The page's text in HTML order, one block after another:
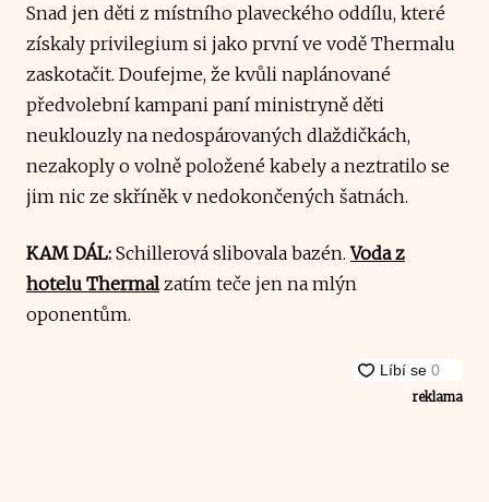
Snad jen děti z místního plaveckého oddílu, které
získaly privilegium si jako první ve vodě Thermalu
zaskotačit. Doufejme, že kvůli naplánované
předvolební kampani paní ministryně děti
neuklouzly na nedospárovaných dlaždičkách,
nezakoply o volně položené kabely a neztratilo se
jim nic ze skříněk v nedokončených šatnách.
KAM DÁL: Schillerová slibovala bazén.Voda z
hotelu Thermalzatím teče jen na mlýn
oponentům.
reklama